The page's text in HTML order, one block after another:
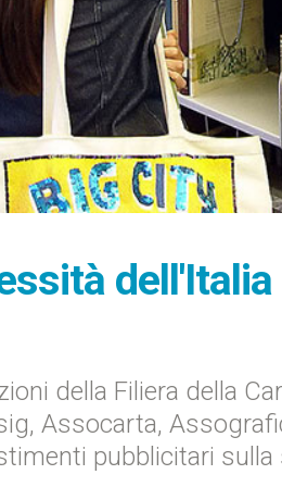
della Filiera della
Assocarta,
pubblicitari